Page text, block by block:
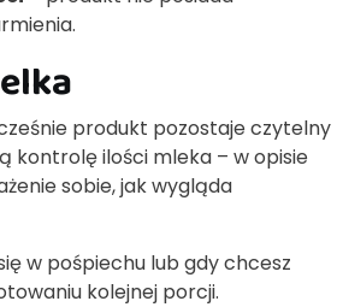
produkt pozostaje czytelny
kontrolę ilości mleka – w opisie
sobie, jak wygląda
w pośpiechu lub gdy chcesz
kolejnej porcji.